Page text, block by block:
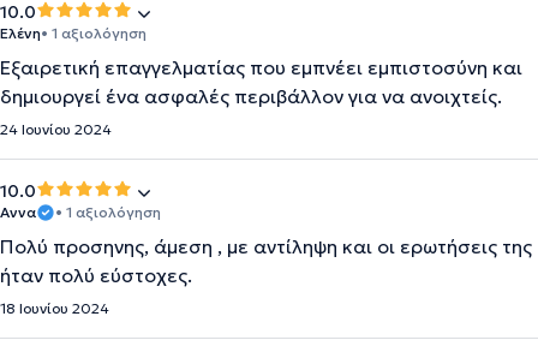
10.0
Ελένη• 1 αξιολόγηση
Εξαιρετική επαγγελματίας που εμπνέει εμπιστοσύνη και
δημιουργεί ένα ασφαλές περιβάλλον για να ανοιχτείς.
24 Ιουνίου 2024
10.0
Αννα • 1 αξιολόγηση
Πολύ προσηνης, άμεση , με αντίληψη και οι ερωτήσεις της
ήταν πολύ εύστοχες.
18 Ιουνίου 2024